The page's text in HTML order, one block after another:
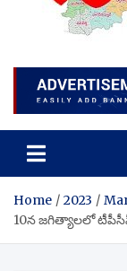
Home 2023
10న జగిత్యాలలో